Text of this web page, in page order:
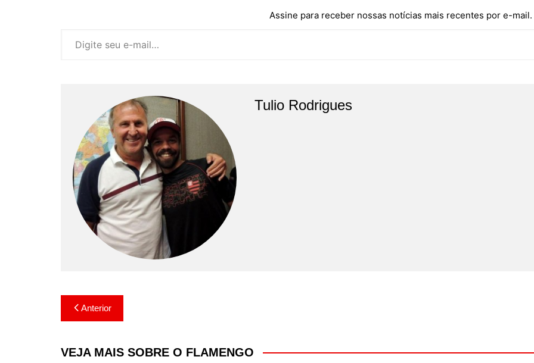
Assine para receber nossas notícias mais recentes por e-mail.
Tulio Rodrigues
Navegação
de
Post
Anterior
VEJA MAIS SOBRE O FLAMENGO